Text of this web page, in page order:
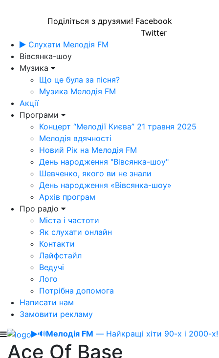
Поділіться з друзями! Facebook
Twitter
Слухати Мелодія FM
Вівсянка-шоу
Музика
Що це була за пісня?
Музика Мелодія FM
Акції
Програми
Концерт “Мелодії Києва” 21 травня 2025
Мелодія вдячності
Новий Рік на Мелодія FM
День народження "Вівсянка-шоу"
Шевченко, якого ви не знали
День народження «Вівсянка-шоу»
Архів програм
Про радіо
Міста і частоти
Як слухати онлайн
Контакти
Лайфстайл
Ведучі
Лого
Потрібна допомога
Написати нам
Замовити рекламу
🔊Мелодія FM — Найкращі хіти 90-х і 2000-х!
Ace Of Base